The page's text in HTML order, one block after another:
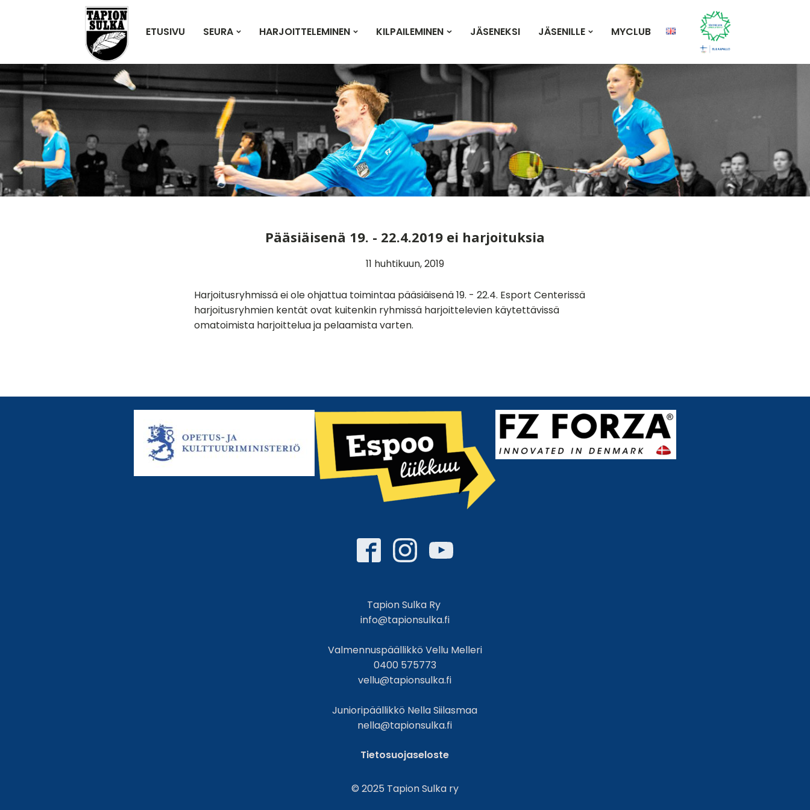
ETUSIVU SEURA HARJOITTELEMINEN KILPAILEMINEN JÄSENEKSI JÄSENILLE MYCLUB
Pääsiäisenä 19. - 22.4.2019 ei harjoituksia
11 huhtikuun, 2019
Harjoitusryhmissä ei ole ohjattua toimintaa pääsiäisenä 19. - 22.4. Esport Centerissä
harjoitusryhmien kentät ovat kuitenkin ryhmissä harjoittelevien käytettävissä
omatoimista harjoittelua ja pelaamista varten.
Tapion Sulka Ry
info@tapionsulka.fi
Valmennuspäällikkö Vellu Melleri
0400 575773
vellu@tapionsulka.fi
Junioripäällikkö Nella Siilasmaa
nella@tapionsulka.fi
Tietosuojaseloste
© 2025 Tapion Sulka ry